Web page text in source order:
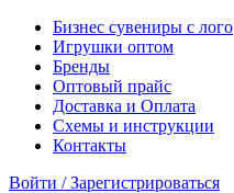
Бизнес сувениры с лого
Игрушки оптом
Бренды
Оптовый прайс
Доставка и Оплата
Схемы и инструкции
Контакты
Войти / Зарегистрироваться